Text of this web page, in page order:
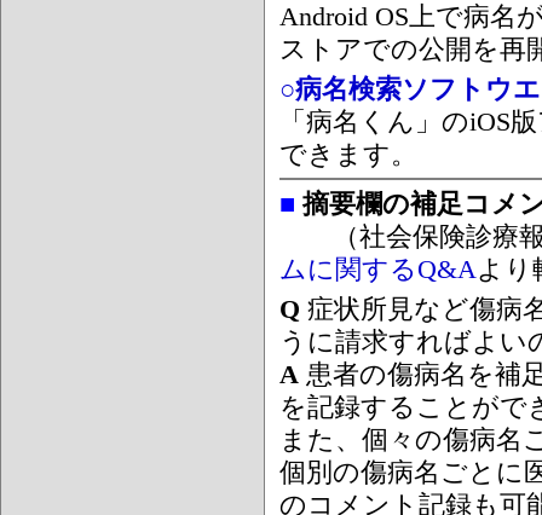
Android OS上で病名
ストアでの公開を再
○病名検索ソフトウ
「病名くん」のiOS
できます。
■ 摘要欄の補足コメ
（社会保険診療報
ムに関するQ&Aより
Q 症状所見など傷病
うに請求すればよい
A 患者の傷病名を補
を記録することがで
また、個々の傷病名
個別の傷病名ごとに
のコメント記録も可